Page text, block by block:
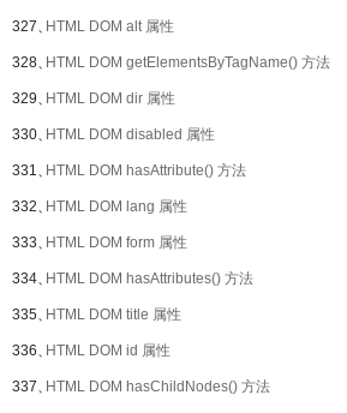
327、HTML DOM alt 属性
328、HTML DOM getElementsByTagName() 方法
329、HTML DOM dir 属性
330、HTML DOM disabled 属性
331、HTML DOM hasAttribute() 方法
332、HTML DOM lang 属性
333、HTML DOM form 属性
334、HTML DOM hasAttributes() 方法
335、HTML DOM title 属性
336、HTML DOM id 属性
337、HTML DOM hasChildNodes() 方法